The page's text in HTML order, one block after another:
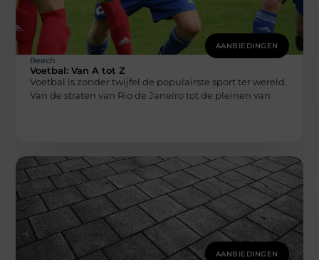
AANBIEDINGEN
Beech
Voetbal: Van A tot Z
Voetbal is zonder twijfel de populairste sport ter wereld.
Van de straten van Rio de Janeiro tot de pleinen van
AANBIEDINGEN